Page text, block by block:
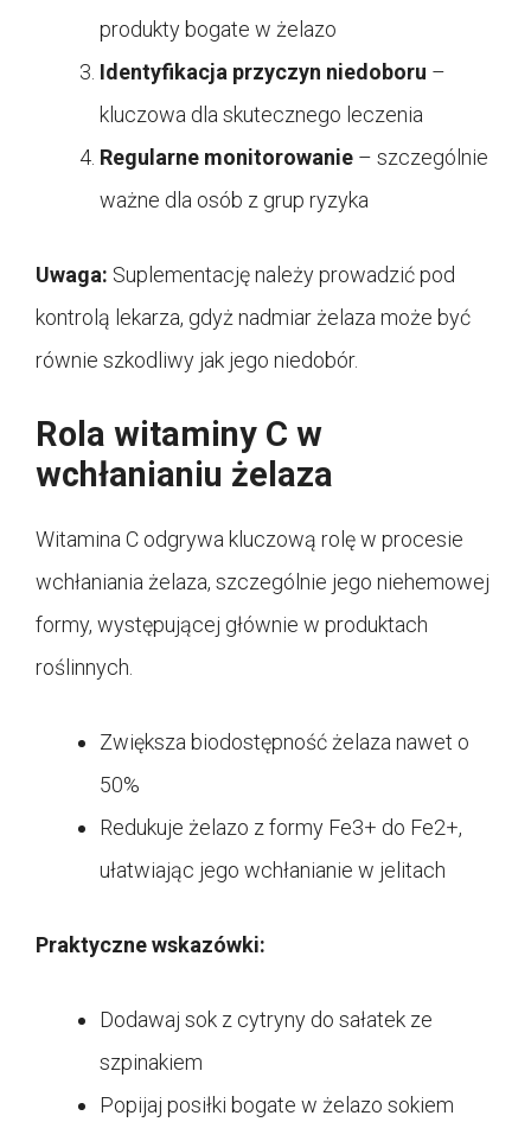
produkty bogate w żelazo
Identyfikacja przyczyn niedoboru –
kluczowa dla skutecznego leczenia
Regularne monitorowanie – szczególnie
ważne dla osób z grup ryzyka
Uwaga: Suplementację należy prowadzić pod
kontrolą lekarza, gdyż nadmiar żelaza może być
równie szkodliwy jak jego niedobór.
Rola witaminy C w
wchłanianiu żelaza
Witamina C odgrywa kluczową rolę w procesie
wchłaniania żelaza, szczególnie jego niehemowej
formy, występującej głównie w produktach
roślinnych.
Zwiększa biodostępność żelaza nawet o
50%
Redukuje żelazo z formy Fe3+ do Fe2+,
ułatwiając jego wchłanianie w jelitach
Praktyczne wskazówki:
Dodawaj sok z cytryny do sałatek ze
szpinakiem
Popijaj posiłki bogate w żelazo sokiem